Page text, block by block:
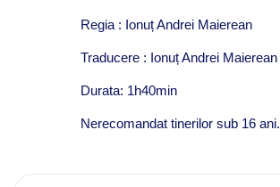
Regia : Ionuț Andrei Maierean
Traducere : Ionuț Andrei Maierean
Durata: 1h40min
Nerecomandat tinerilor sub 16 ani.